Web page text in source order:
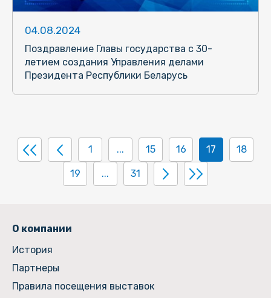
04.08.2024
Поздравление Главы государства с 30-
летием создания Управления делами
Президента Республики Беларусь
1 ... 15 16 17 18
19 ... 31
О компании
История
Партнеры
Правила посещения выставок